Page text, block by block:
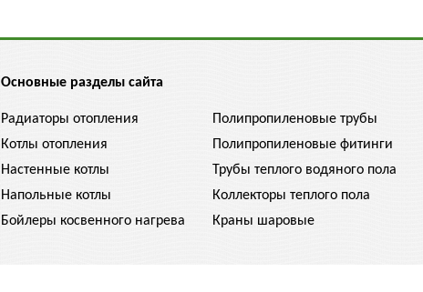
Основные разделы сайта
Радиаторы отопления
Котлы отопления
Настенные котлы
Напольные котлы
Бойлеры косвенного нагрева
Полипропиленовые трубы
Полипропиленовые фитинги
Трубы теплого водяного пола
Коллекторы теплого пола
Краны шаровые